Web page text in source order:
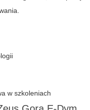
w szkoleniach